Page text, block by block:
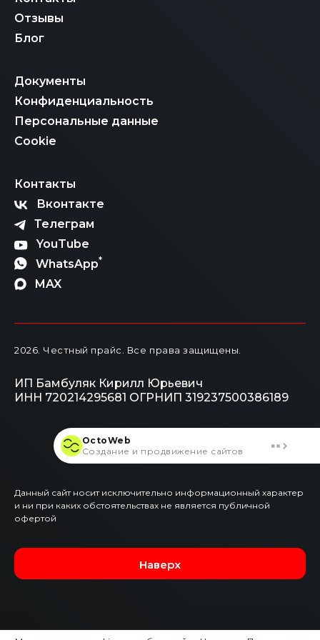
Отзывы
Блог
Документы
Конфиденциальность
Персональные данные
Cookie
Контакты
Вконтакте
Телеграм
YouTube
WhatsApp*
MAX
2026. Честный прайс. Все права защищены.
ИП Бамбуляк Кирилл Юрьевич
ИНН 720214295681 ОГРНИП 319237500386189
Данный сайт носит исключительно информационный характер
и ни при каких обстоятельствах не является публичной
офертой
Наверх
OctoWeb
Создание и продвижение сайтов